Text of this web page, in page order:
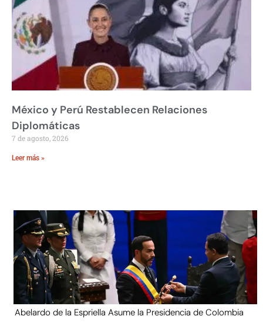
México y Perú Restablecen Relaciones
Diplomáticas
7 de agosto, 2026
Leer más »
Abelardo de la Espriella Asume la Presidencia de Colombia